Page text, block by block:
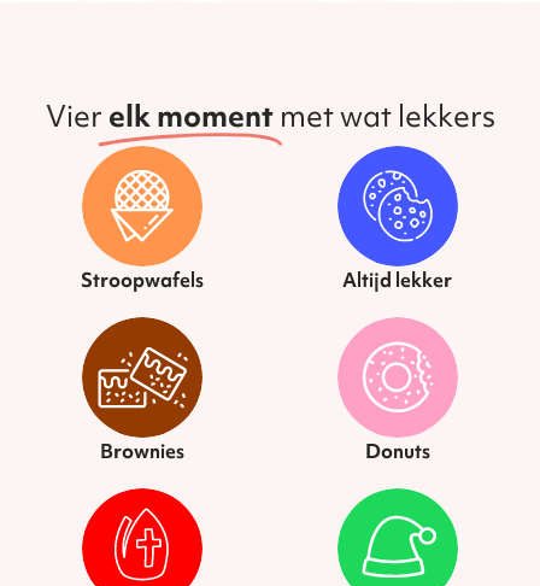
Vier elk moment met wat lekkers
Stroopwafels Altijd lekker
Brownies Donuts